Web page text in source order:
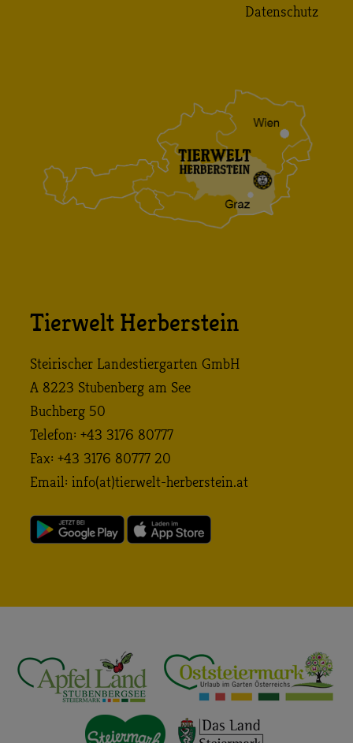
Datenschutz
Tierwelt Herberstein
Steirischer Landestiergarten GmbH
A 8223 Stubenberg am See
Buchberg 50
Telefon: +43 3176 80777
Fax: +43 3176 80777 20
Email: info (at) tierwelt-herberstein. at